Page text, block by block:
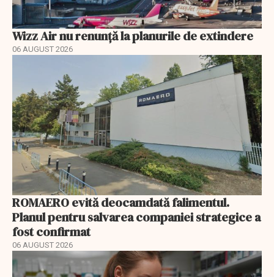
Wizz Air nu renunță la planurile de extindere
06 AUGUST 2026
ROMAERO evită deocamdată falimentul.
Planul pentru salvarea companiei strategice a
fost confirmat
06 AUGUST 2026